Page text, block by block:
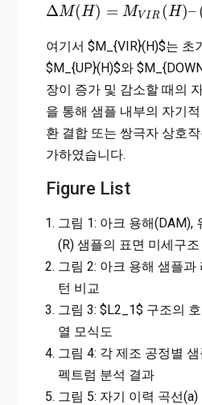
ΔM(H) = MVIR (H)–
Δ M H)=MVIR(H)– (
여기서 $M_{VIR}(H)$는 초
$M_{UP}(H)$와
장이 증가 및 감소할 때의
을 통해 샘플 내부의 자기
환 결합 또는 쌍극자 상호
가하였습니다.
Figure List
그림 1: 아크 용해(DAM),
(R) 샘플의 표면 미세구
그림 2: 아크 용해 샘플과
턴 비교
그림 3: $L2_1$ 구조의
열 모식도
그림 4: 각 제조 공정별
펙트럼 분석 결과
그림 5: 자기 이력 곡선